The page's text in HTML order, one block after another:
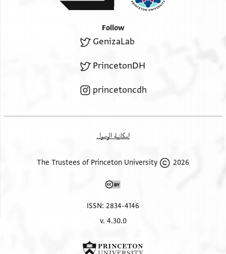
Follow
GenizaLab
PrincetonDH
princetoncdh
إمكانية الوصول
2026 The Trustees of Princeton University
ISSN: 2834-4146
v. 4.30.0